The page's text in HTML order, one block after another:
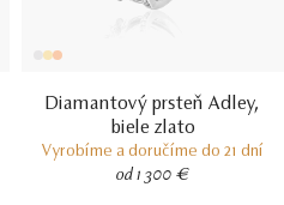
Diamantový prsteň Adley,
biele zlato
Vyrobíme a doručíme do 21 dní
od 1 300 €